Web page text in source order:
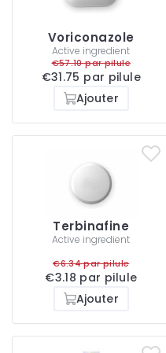
Voriconazole
Active ingredient
€57.10 par pilule
€31.75 par pilule
Ajouter
Terbinafine
Active ingredient
€6.34 par pilule
€3.18 par pilule
Ajouter